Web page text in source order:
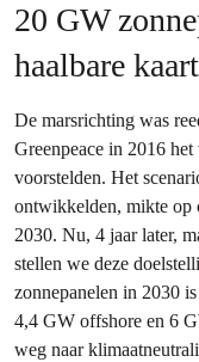
20 GW
haalbare kaart
De marsrichting was
Greenpeace in 2016
voorstelden. Het
ontwikkelden, mikte op
2030. Nu, 4 jaar later,
stellen we deze
zonnepanelen in 2030
4,4 GW offshore en 6
weg naar